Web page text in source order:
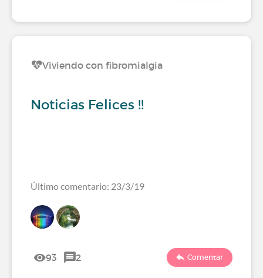
Viviendo con fibromialgia
Noticias Felices !!
Último comentario: 23/3/19
93 2 Comentar